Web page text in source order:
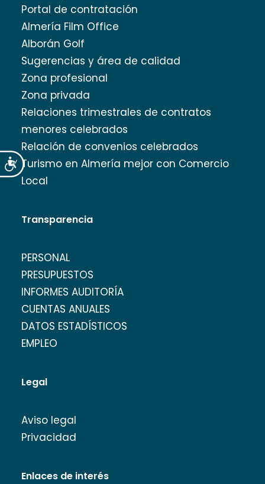
Accesibilidad
Portal de contratación
Almería Film Office
Alborán Golf
Sugerencias y área de calidad
Zona profesional
Zona privada
Relaciones trimestrales de contratos
menores celebrados
Relación de convenios celebrados
Turismo en Almería mejor con Comercio
Local
Transparencia
PERSONAL
PRESUPUESTOS
INFORMES AUDITORÍA
CUENTAS ANUALES
DATOS ESTADÍSTICOS
EMPLEO
Legal
Aviso legal
Privacidad
Enlaces de interés